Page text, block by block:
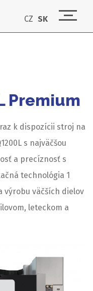
CZ SK
Premium
k dispozícii stroj na
s najväčšou
a precíznosť s
technológia 1
výrobu väčších dielov
leteckom a